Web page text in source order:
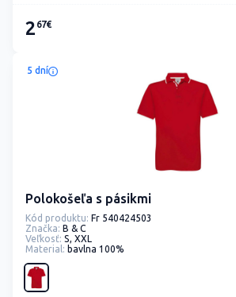
2 67€
5 dní
Polokošeľa s pásikmi
Kód produktu: Fr 540424503
Značka: B & C
Veľkosť: S, XXL
Material: bavlna 100%